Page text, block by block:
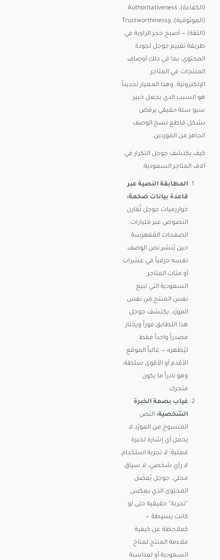
(الكفاءة)، Authoritativeness
(الموثوقية)، وTrustworthiness
(الثقة) — أصبح حجر الزاوية في
طريقة تقييم جوجل لجودة
المحتوى، بما في ذلك أوصاف
المنتجات في المتاجر
الإلكترونية. وهذا المعيار تحديداً
هو السبب الذي يجعل خبير
سيو سلة حقيقي يرفض
بشكل قاطع نسخ الوصف
الجاهز من الموردين.
كيف يكتشف جوجل التكرار في
آلاف المتاجر السعودية:
المطابقة النصية عبر
قاعدة بيانات ضخمة:
خوارزميات جوجل تُقارن
النصوص عبر مليارات
الصفحات المُفهرسة.
حين يُنشر نص الوصف
نفسه حرفياً في عشرات
أو مئات المتاجر
السعودية التي تبيع
نفس المنتج من نفس
المورّد، يكتشف جوجل
هذا التطابق فوراً ويختار
مصدراً واحداً فقط
ليُظهره — غالباً الموقع
الأقدم أو الأقوى سلطة،
وهو نادراً ما يكون
متجرك.
غياب بصمة الخبرة
الشخصية: النص
المنسوخ من المورّد لا
يحمل أي إشارة لخبرة
فعلية: لا تجربة استخدام،
لا رأي شخصي، لا سياق
محلي. جوجل يُفضّل
المحتوى الذي يعكس
“تجربة” حقيقية حتى لو
كانت بسيطة —
كملاحظة عن كيفية
ملاءمة المنتج لمناخ
السعودية أو لمناسبة